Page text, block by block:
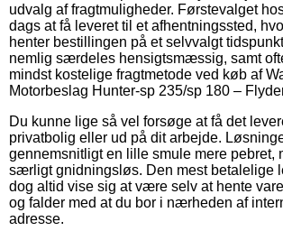
udvalg af fragtmuligheder. Førstevalget
dags at få leveret til et afhentningssted,
henter bestillingen på et selvvalgt
nemlig særdeles hensigtsmæssig, samt
mindst kostelige fragtmetode ved køb af
Motorbeslag Hunter-sp 235/sp 180 –
Du kunne lige så vel forsøge at få det
privatbolig eller ud på dit arbejde.
gennemsnitligt en lille smule mere pebret,
særligt gnidningsløs. Den mest betalelige
dog altid vise sig at være selv at hente
og falder med at du bor i nærheden af
adresse.